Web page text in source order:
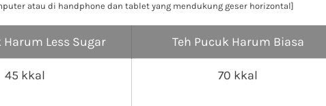
atau di handphone dan tablet yang mendukung geser horizontal]
Harum Less Sugar Teh Pucuk Harum Biasa
45 kkal 70 kkal